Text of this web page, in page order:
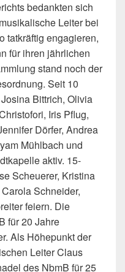
bedankten sich
Leiter bei
tatkräftig engagieren,
für ihren jährlichen
stand noch der
Seit 10
Bittrich, Olivia
Iris Pflug,
Dörfer, Andrea
Mühlbach und
aktiv. 15-
Scheuerer, Kristina
Schneider,
feiern. Die
für 20 Jahre
Als Höhepunkt der
Leiter Claus
des NbmB für 25